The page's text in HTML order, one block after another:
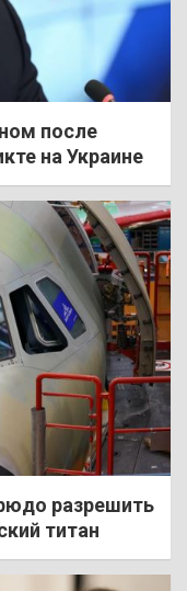
после
на Украине
разрешить
титан